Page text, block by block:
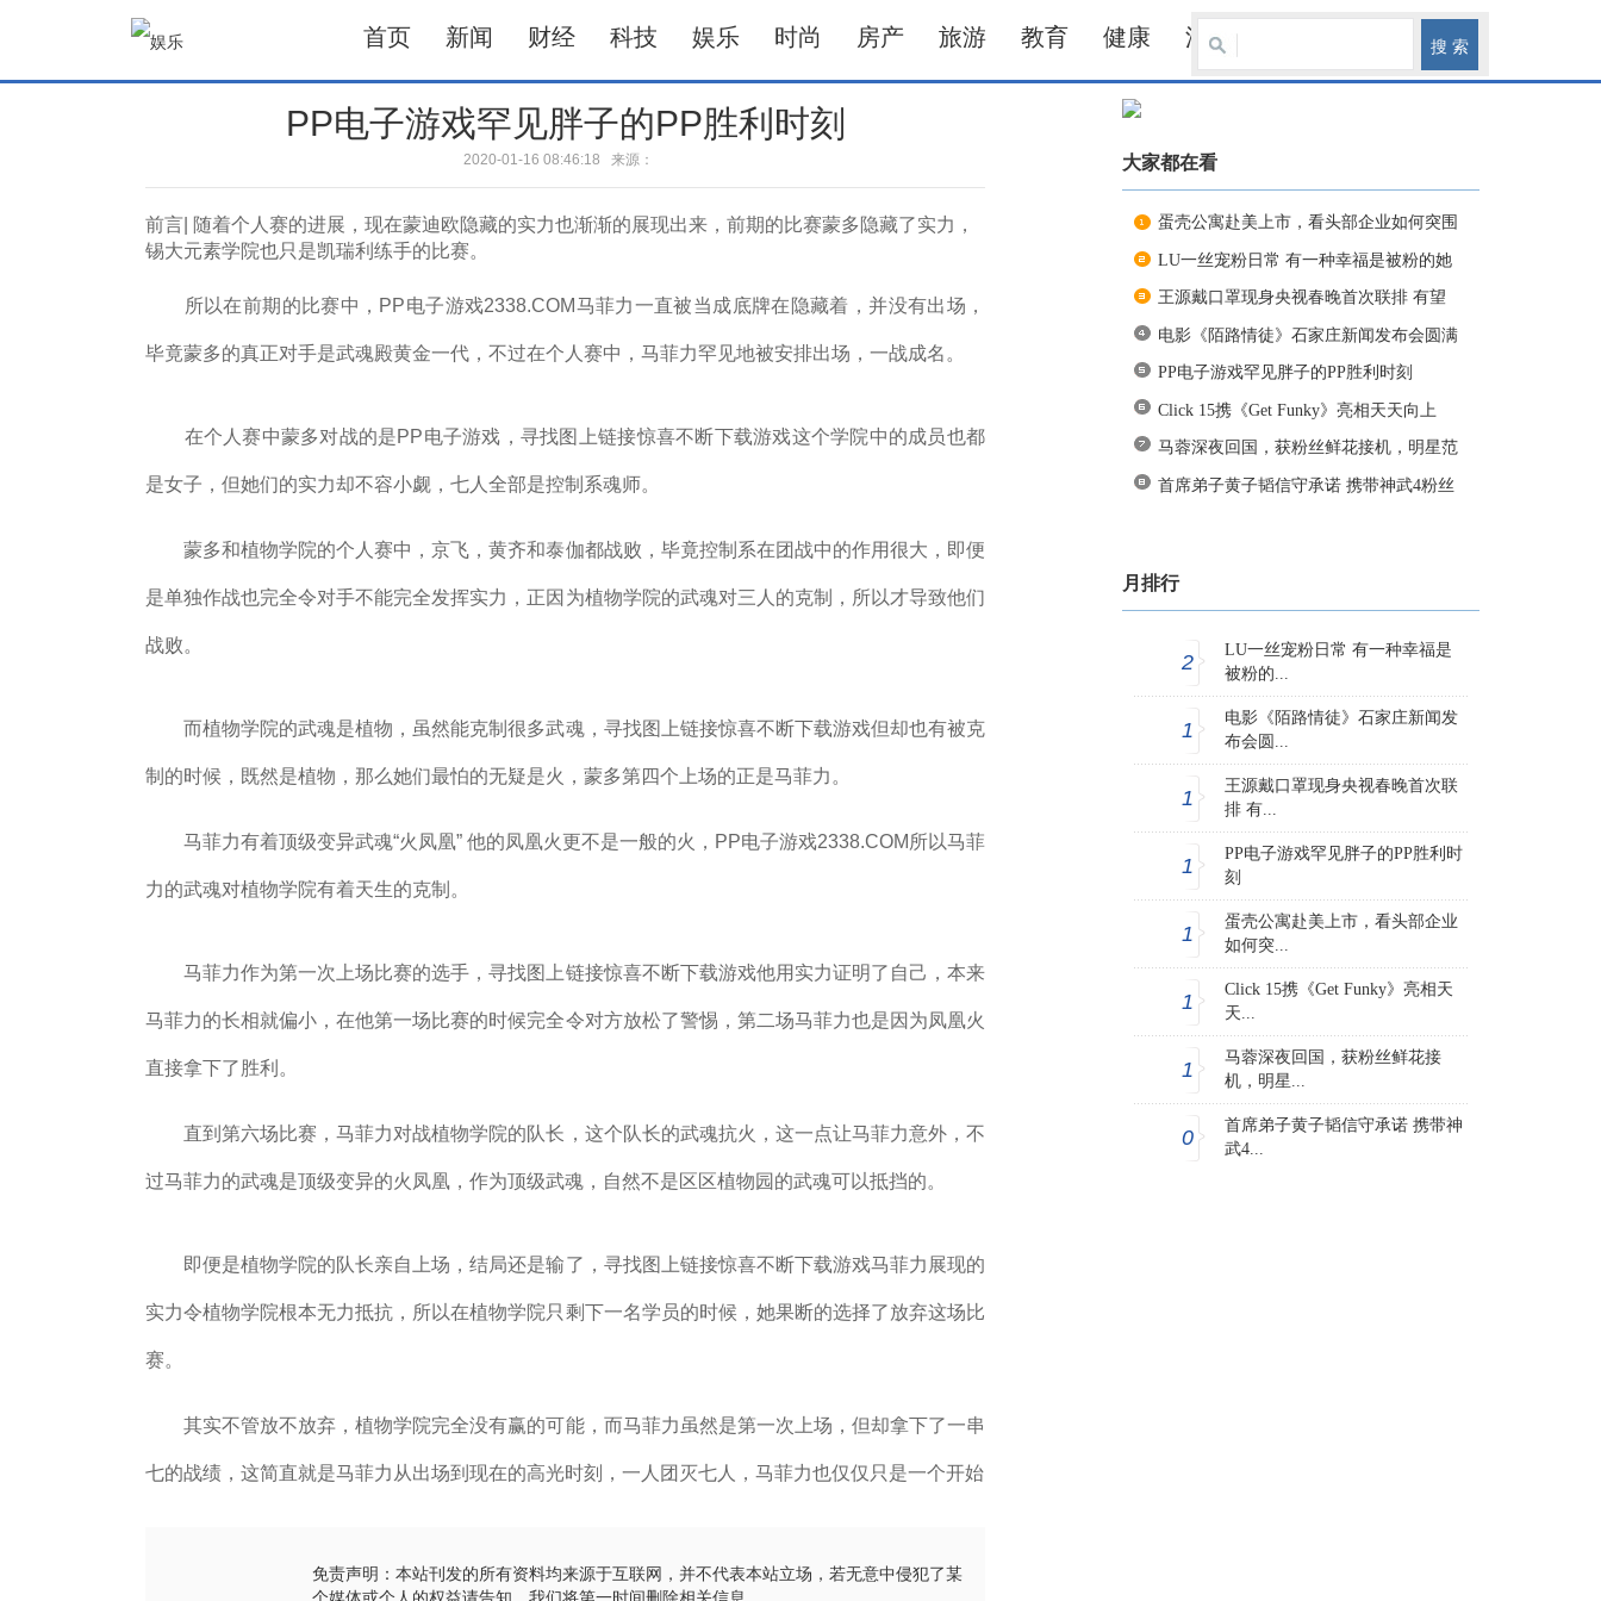
首页 新闻 财经 科技 娱乐 时尚 房产 旅游 教育 健康 汽车
PP电子游戏罕见胖子的PP胜利时刻
2020-01-16 08:46:18 来源：
前言| 随着个人赛的进展，现在蒙迪欧隐藏的实力也渐渐的展现出来，前期的比赛蒙多隐藏了实力，
锡大元素学院也只是凯瑞利练手的比赛。
所以在前期的比赛中，PP电子游戏2338.COM马菲力一直被当成底牌在隐藏着，并没有出场，
毕竟蒙多的真正对手是武魂殿黄金一代，不过在个人赛中，马菲力罕见地被安排出场，一战成名。
在个人赛中蒙多对战的是PP电子游戏，寻找图上链接惊喜不断下载游戏这个学院中的成员也都
是女子，但她们的实力却不容小觑，七人全部是控制系魂师。
蒙多和植物学院的个人赛中，京飞，黄齐和泰伽都战败，毕竟控制系在团战中的作用很大，即便
是单独作战也完全令对手不能完全发挥实力，正因为植物学院的武魂对三人的克制，所以才导致他们
战败。
而植物学院的武魂是植物，虽然能克制很多武魂，寻找图上链接惊喜不断下载游戏但却也有被克
制的时候，既然是植物，那么她们最怕的无疑是火，蒙多第四个上场的正是马菲力。
马菲力有着顶级变异武魂“火凤凰” 他的凤凰火更不是一般的火，PP电子游戏2338.COM所以马菲
力的武魂对植物学院有着天生的克制。
马菲力作为第一次上场比赛的选手，寻找图上链接惊喜不断下载游戏他用实力证明了自己，本来
马菲力的长相就偏小，在他第一场比赛的时候完全令对方放松了警惕，第二场马菲力也是因为凤凰火
直接拿下了胜利。
直到第六场比赛，马菲力对战植物学院的队长，这个队长的武魂抗火，这一点让马菲力意外，不
过马菲力的武魂是顶级变异的火凤凰，作为顶级武魂，自然不是区区植物园的武魂可以抵挡的。
即便是植物学院的队长亲自上场，结局还是输了，寻找图上链接惊喜不断下载游戏马菲力展现的
实力令植物学院根本无力抵抗，所以在植物学院只剩下一名学员的时候，她果断的选择了放弃这场比
赛。
其实不管放不放弃，植物学院完全没有赢的可能，而马菲力虽然是第一次上场，但却拿下了一串
七的战绩，这简直就是马菲力从出场到现在的高光时刻，一人团灭七人，马菲力也仅仅只是一个开始
免责声明：本站刊发的所有资料均来源于互联网，并不代表本站立场，若无意中侵犯了某
大家都在看
蛋壳公寓赴美上市，看头部企业如何突围
LU一丝宠粉日常 有一种幸福是被粉的她
王源戴口罩现身央视春晚首次联排 有望
电影《陌路情徒》石家庄新闻发布会圆满
PP电子游戏罕见胖子的PP胜利时刻
Click 15携《Get Funky》亮相天天向上
马蓉深夜回国，获粉丝鲜花接机，明星范
首席弟子黄子韬信守承诺 携带神武4粉丝
月排行
2
LU一丝宠粉日常 有一种幸福是
被粉的...
1
电影《陌路情徒》石家庄新闻发
布会圆...
1
王源戴口罩现身央视春晚首次联
排 有...
1
PP电子游戏罕见胖子的PP胜利时
刻
1
蛋壳公寓赴美上市，看头部企业
如何突...
1
Click 15携《Get Funky》亮相天
天...
1
马蓉深夜回国，获粉丝鲜花接
机，明星...
0
首席弟子黄子韬信守承诺 携带神
武4...